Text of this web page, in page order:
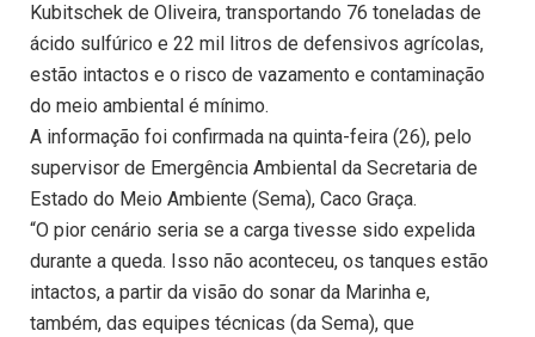
Kubitschek de Oliveira, transportando 76 toneladas de
ácido sulfúrico e 22 mil litros de defensivos agrícolas,
estão intactos e o risco de vazamento e contaminação
do meio ambiental é mínimo.
A informação foi confirmada na quinta-feira (26), pelo
supervisor de Emergência Ambiental da Secretaria de
Estado do Meio Ambiente (Sema), Caco Graça.
“O pior cenário seria se a carga tivesse sido expelida
durante a queda. Isso não aconteceu, os tanques estão
intactos, a partir da visão do sonar da Marinha e,
também, das equipes técnicas (da Sema), que